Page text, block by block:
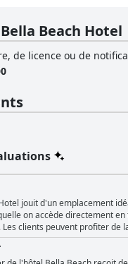
Beach Hotel
de licence ou de
jouit d'un emplacement
on accède directement
clients peuvent profiter de
des restaurants et des bars à
pour explorer le reste de